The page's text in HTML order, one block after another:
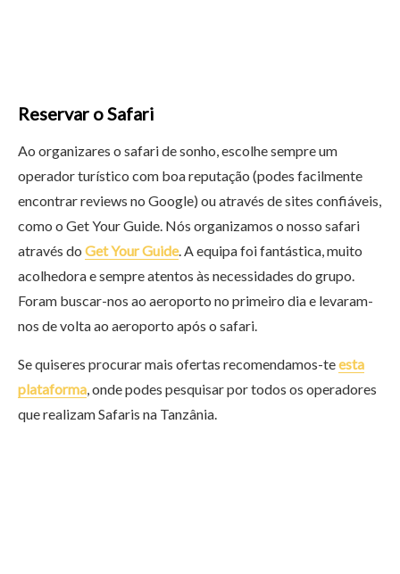
Reservar o Safari
Ao organizares o safari de sonho, escolhe sempre um
operador turístico com boa reputação (podes facilmente
encontrar reviews no Google) ou através de sites confiáveis,
como o Get Your Guide. Nós organizamos o nosso safari
através do Get Your Guide. A equipa foi fantástica, muito
acolhedora e sempre atentos às necessidades do grupo.
Foram buscar-nos ao aeroporto no primeiro dia e levaram-
nos de volta ao aeroporto após o safari.
Se quiseres procurar mais ofertas recomendamos-teesta
plataforma , onde podes pesquisar por todos os operadores
que realizam Safaris na Tanzânia.